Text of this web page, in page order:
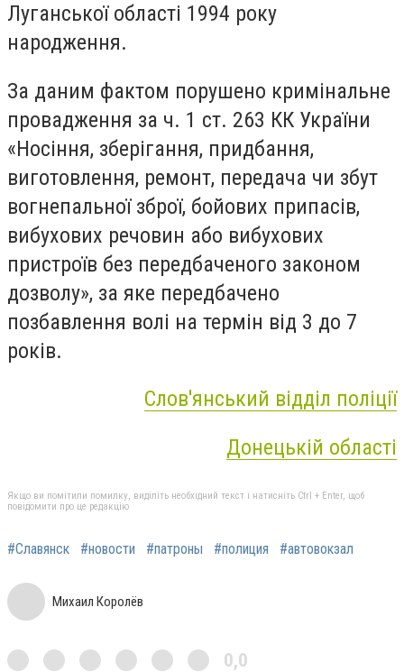
Луганської області 1994 року
народження.
За даним фактом порушено кримінальне
провадження за ч. 1 ст. 263 КК України
«Носіння, зберігання, придбання,
виготовлення, ремонт, передача чи збут
вогнепальної зброї, бойових припасів,
вибухових речовин або вибухових
пристроїв без передбаченого законом
дозволу», за яке передбачено
позбавлення волі на термін від 3 до 7
років.
Слов'янський відділ поліції
Донецькій області
Якщо ви помітили помилку, виділіть необхідний текст і натисніть Ctrl + Enter, щоб
повідомити про це редакцію
#Славянск #новости #патроны #полиция #автовокзал
Михаил Королёв
0,0